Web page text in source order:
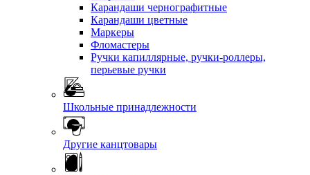
Карандаши чернографитные
Карандаши цветные
Маркеры
Фломастеры
Ручки капиллярные, ручки-роллеры,
перьевые ручки
Школьные принадлежности
Другие канцтовары